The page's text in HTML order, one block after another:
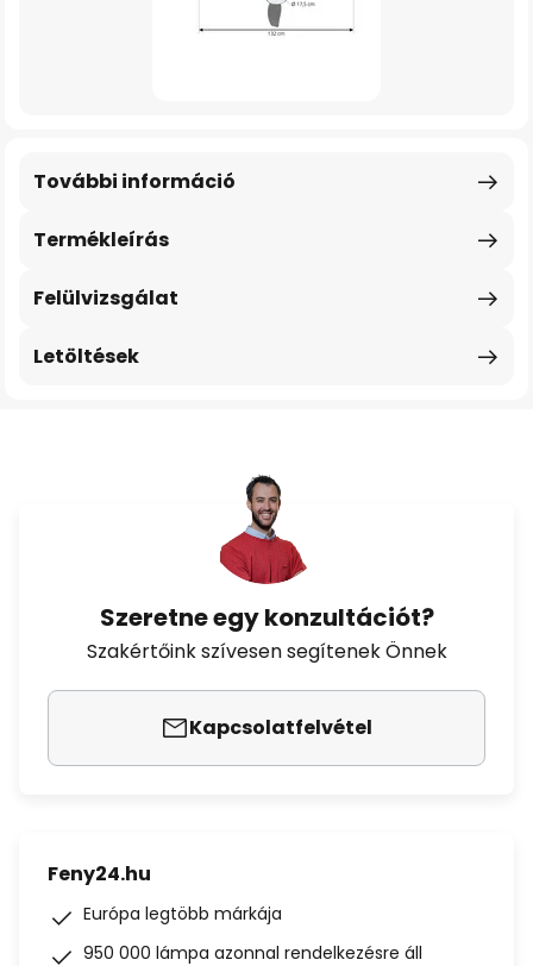
Termékleírás
További információ
Felülvizsgálat
Letöltések
Szeretne egy konzultációt?
Szakértőink szívesen segítenek Önnek
Kapcsolatfelvétel
Feny24.hu
Európa legtöbb márkája
950 000 lámpa azonnal rendelkezésre áll